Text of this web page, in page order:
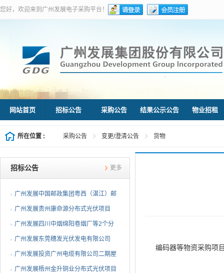
您好，欢迎来到广州发展电子采购平台！
网站首页 招标公告 采购公告 结果公示公告 物业招租
所在位置 : 采购公告 变更/澄清公告 货物
编码器等物资采购项
招标公告 更多
广州发展中国邮政集团粤西（湛江）邮
件处理中心等3个分布...
广州发展贵州康命源分布式光伏项目
EPC总承包（第二次招标...
广州发展四川中烟绵阳卷烟厂等2个分
布式光伏项目EPC总承包...
广州发展东莞穗发光伏发电有限公司
（广州港新沙港务有限公...
广州发展投资广州电缆有限公司二期屋
顶分布式光伏项目EPC...
广州发展梧州金升铜业分布式光伏项目